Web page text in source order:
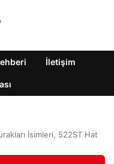
İletişim
İsimleri, 522ST Hat